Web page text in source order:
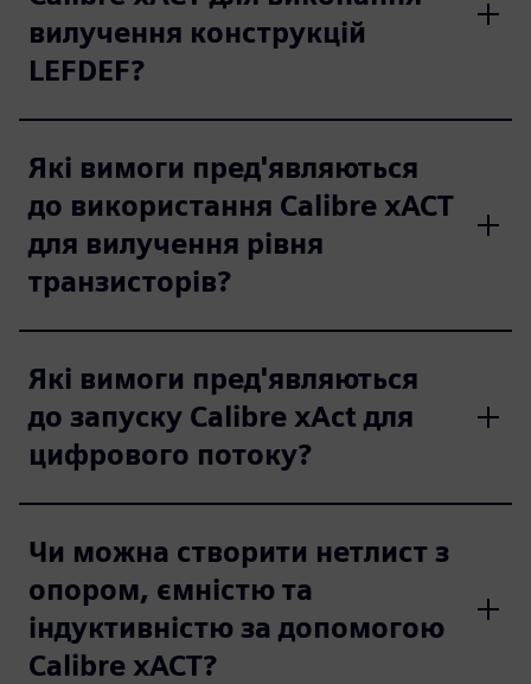
вилучення конструкцій
LEFDEF?
Які вимоги пред'являються
до використання Calibre xACT
для вилучення рівня
транзисторів?
Які вимоги пред'являються
до запуску Calibre xAct для
цифрового потоку?
Чи можна створити нетлист з
опором, ємністю та
індуктивністю за допомогою
Calibre xACT?